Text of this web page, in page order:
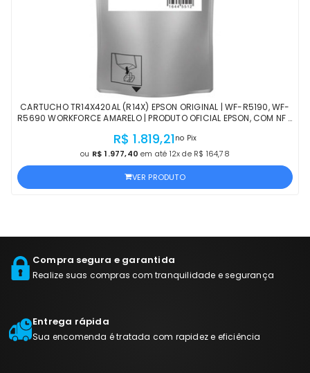
CARTUCHO TR14X420AL (R14X) EPSON ORIGINAL | WF-R5190, WF-
R5690 WORKFORCE AMARELO | PRODUTO OFICIAL EPSON, COM NF E
R$ 1.819,21no Pix
ou R$ 1.977,40 em até 12x de R$ 164,78
VER PRODUTO
Compra segura e garantida
Realize suas compras com tranquilidade e segurança
Entrega rápida
Sua encomenda é tratada com rapidez e eficiência